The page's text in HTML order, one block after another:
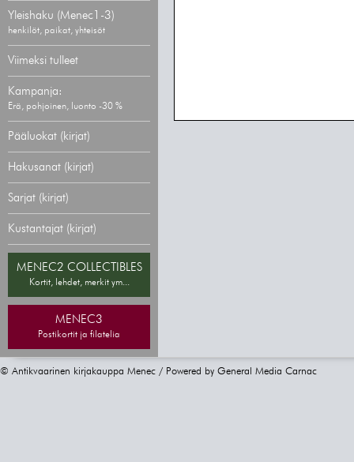
Yleishaku (Menec1-3)
henkilöt, paikat, yhteisöt
Viimeksi tulleet
Kampanja:
Erä, pohjoinen, luonto -30 %
Pääluokat (kirjat)
Hakusanat (kirjat)
Sarjat (kirjat)
Kustantajat (kirjat)
MENEC2 COLLECTIBLES
Kortit, lehdet, merkit ym...
MENEC3
Postikortit ja filatelia
© Antikvaarinen kirjakauppa Menec / Powered by General Media Carnac